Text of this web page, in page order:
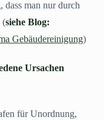
dass man nur durch
(siehe Blog:
Gebäudereinigung)
Ursachen
für Unordnung,